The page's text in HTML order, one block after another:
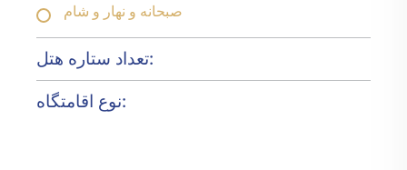
صبحانه و نهار و شام
تعداد ستاره هتل:
نوع اقامتگاه: